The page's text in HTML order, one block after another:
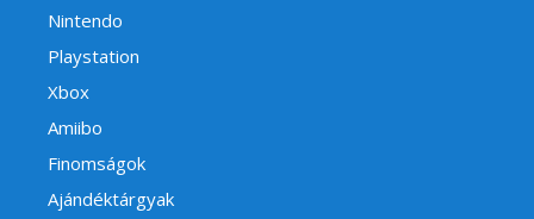
Nintendo
Playstation
Xbox
Amiibo
Finomságok
Ajándéktárgyak